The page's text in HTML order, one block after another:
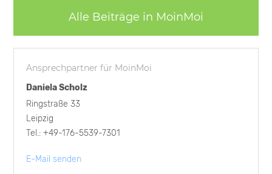
Alle Beiträge in MoinMoi
Ansprechpartner für MoinMoi
Daniela Scholz
Ringstraße 33
Leipzig
Tel.: +49-176-5539-7301
E-Mail senden